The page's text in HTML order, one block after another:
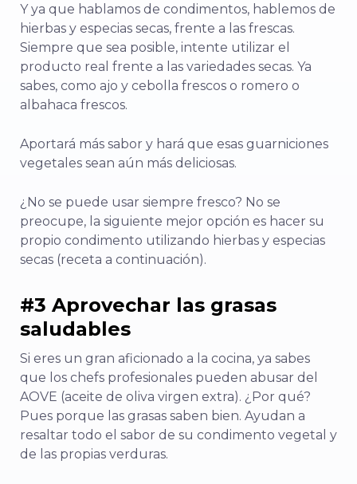
Y ya que hablamos de condimentos, hablemos de
hierbas y especias secas, frente a las frescas.
Siempre que sea posible, intente utilizar el
producto real frente a las variedades secas. Ya
sabes, como ajo y cebolla frescos o romero o
albahaca frescos.
Aportará más sabor y hará que esas guarniciones
vegetales sean aún más deliciosas.
¿No se puede usar siempre fresco? No se
preocupe, la siguiente mejor opción es hacer su
propio condimento utilizando hierbas y especias
secas (receta a continuación).
#3 Aprovechar las grasas
saludables
Si eres un gran aficionado a la cocina, ya sabes
que los chefs profesionales pueden abusar del
AOVE (aceite de oliva virgen extra). ¿Por qué?
Pues porque las grasas saben bien. Ayudan a
resaltar todo el sabor de su condimento vegetal y
de las propias verduras.